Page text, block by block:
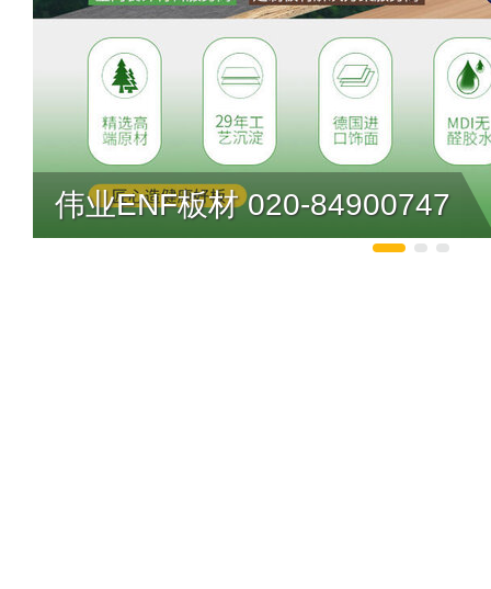
伟业ENF板材 020-84900747